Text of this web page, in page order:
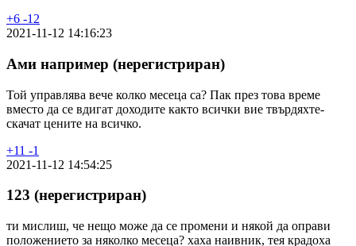
+6 -12
2021-11-12 14:16:23
Ами например (нерегистриран)
Той управлява вече колко месеца са? Пак през това време
вместо да се вдигат доходите както всички вие твърдяхте-
скачат цените на всичко.
+11 -1
2021-11-12 14:54:25
123 (нерегистриран)
ти мислиш, че нещо може да се промени и някой да оправи
положението за няколко месеца? хаха наивник, тея крадоха